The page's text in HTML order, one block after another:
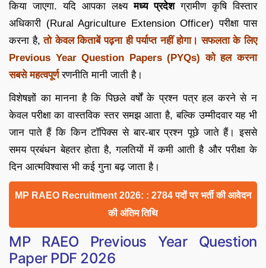
किया जाएगा. यदि आपका लक्ष्यमध्य प्रदेशग्रामीण कृषि विस्तार
अधिकारी (Rural Agriculture Extension Officer) परीक्षा पास
करना है,तो केवल किताबें पढ़ना ही पर्याप्त नहीं होगा। सफलता के लिए
Previous Year Question Papers (PYQs) को हल करना
सबसे महत्वपूर्णरणनीति मानी जाती है।
विशेषज्ञों का मानना है कि पिछले वर्षों के प्रश्न पत्र हल करने से न
केवल परीक्षा का वास्तविक स्तर समझ आता है, बल्कि उम्मीदवार यह भी
जान पाते हैं कि किन टॉपिक्स से बार-बार प्रश्न पूछे जाते हैं। इससे
समय प्रबंधन बेहतर होता है, गलतियों में कमी आती है और परीक्षा के
दिन आत्मविश्वास भी कई गुना बढ़ जाता है।
MP RAEO Recruitment 2026: : 2784 पदों पर भर्ती की आवेदन
की अंतिम तिथि
MP RAEO Previous Year Question
Paper PDF 2026